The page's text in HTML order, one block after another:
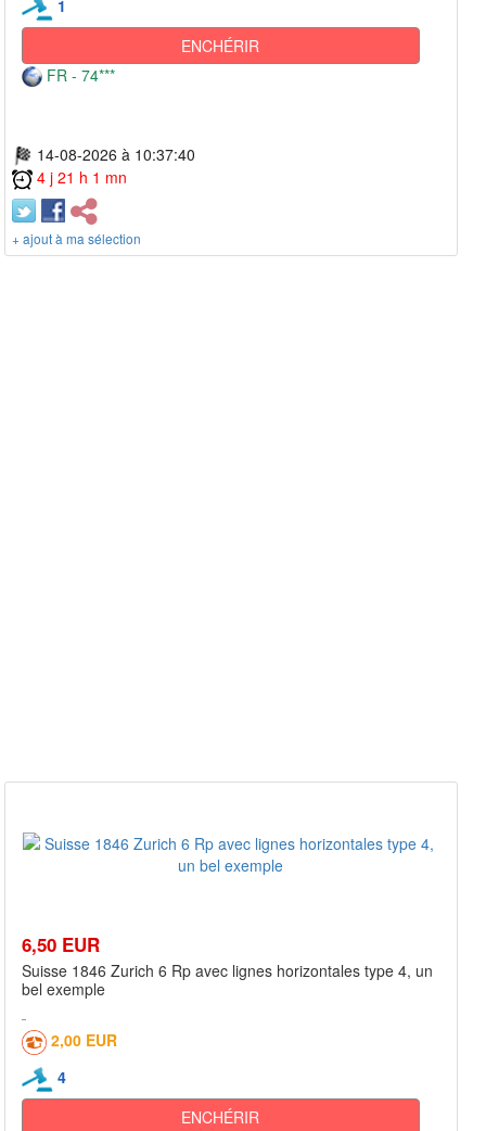
1
ENCHÉRIR
FR - 74***
14-08-2026 à 10:37:40
4 j 21 h 1 mn
+ ajout à ma sélection
6,50 EUR
Suisse 1846 Zurich 6 Rp avec lignes horizontales type 4, un
bel exemple
2,00 EUR
4
ENCHÉRIR